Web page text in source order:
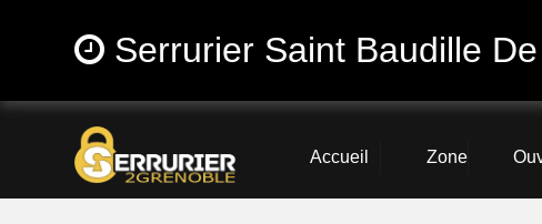
Serrurier Saint Baudille
Accueil Zone